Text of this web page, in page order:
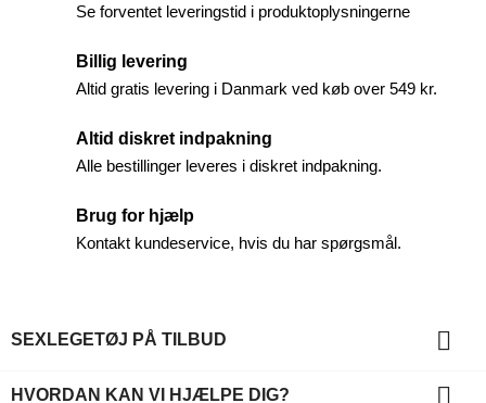
Se forventet leveringstid i produktoplysningerne
Billig levering
Altid gratis levering i Danmark ved køb over 549 kr.
Altid diskret indpakning
Alle bestillinger leveres i diskret indpakning.
Brug for hjælp
Kontakt kundeservice, hvis du har spørgsmål.
SEXLEGETØJ PÅ TILBUD 
HVORDAN KAN VI HJÆLPE DIG? 